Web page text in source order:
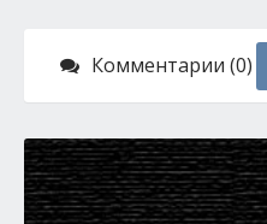
Комментарии (0)